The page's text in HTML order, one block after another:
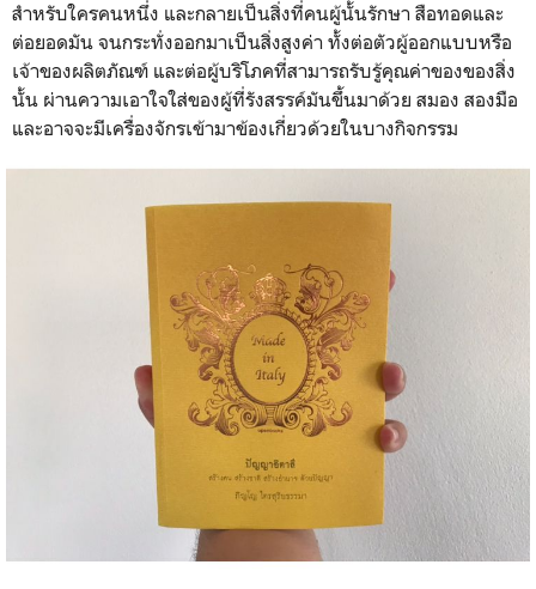
สำหรับใครคนหนึ่ง และกลายเป็นสิ่งที่คนผู้นั้นรักษา สือทอดและ
ต่อยอดมัน จนกระทั่งออกมาเป็นสิ่งสูงค่า ทั้งต่อตัวผู้ออกแบบหรือ
เจ้าของผลิตภัณฑ์ และต่อผู้บริโภคที่สามารถรับรู้คุณค่าของของสิ่ง
นั้น ผ่านความเอาใจใส่ของผู้ที่รังสรรค์มันขึ้นมาด้วย สมอง สองมือ
และอาจจะมีเครื่องจักรเข้ามาข้องเกี่ยวด้วยในบางกิจกรรม